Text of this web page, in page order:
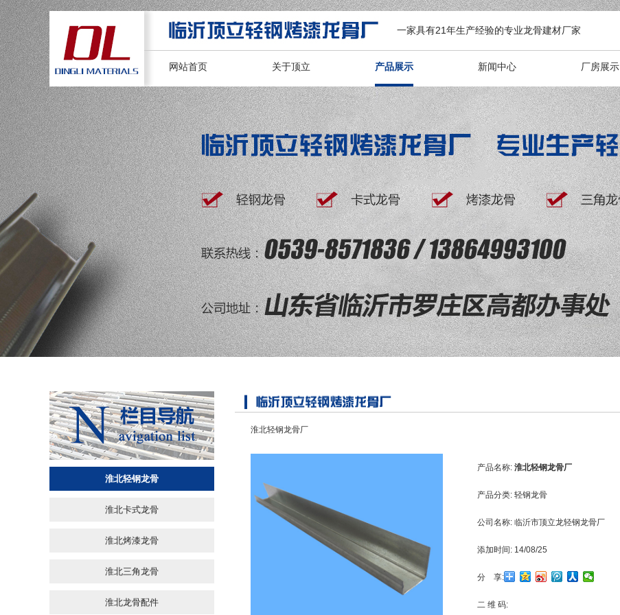
一家具有21年生产经验的专业龙骨建材厂家
网站首页 关于顶立 产品展示 新闻中心 厂房展示
淮北轻钢龙骨厂
产品名称: 淮北轻钢龙骨厂
产品分类: 轻钢龙骨
公司名称: 临沂市顶立龙轻钢龙骨厂
添加时间: 14/08/25
分 享:
二 维 码:
淮北轻钢龙骨
淮北卡式龙骨
淮北烤漆龙骨
淮北三角龙骨
淮北龙骨配件